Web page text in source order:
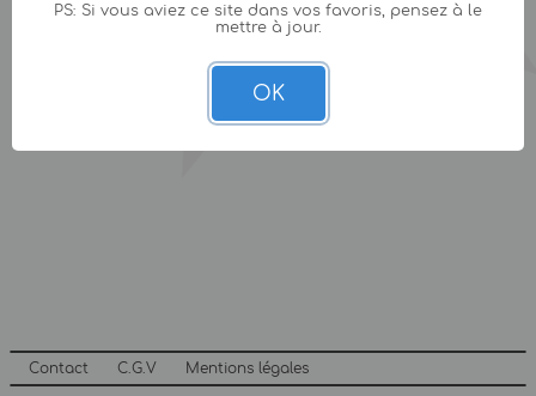
Contact C.G.V Mentions légales
PS: Si vous aviez ce site dans vos favoris, pensez à le
mettre à jour.
OK